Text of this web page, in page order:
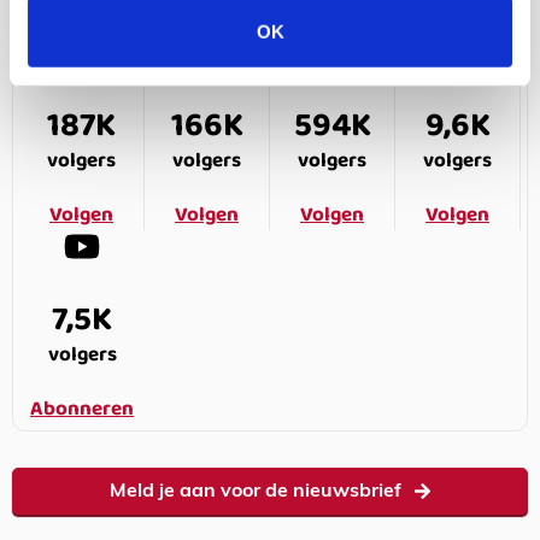
OK
187K
volgers
Volgen
166K
volgers
Volgen
594K
volgers
Volgen
9,6K
volgers
Volgen
7,5K
volgers
Abonneren
Meld je aan voor de nieuwsbrief